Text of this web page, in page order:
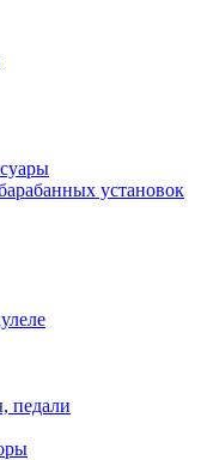
установок
педали